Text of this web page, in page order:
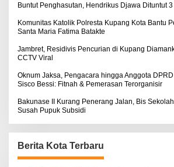
:Buntut Penghasutan, Hendrikus Djawa Dituntut
Komunitas Katolik Polresta Kupang Kota Bantu
Santa Maria Fatima Batakte
Jambret, Residivis Pencurian di Kupang
CCTV Viral
Oknum Jaksa, Pengacara hingga Anggota
Sisco Bessi: Fitnah & Pemerasan Terorganisir
Bakunase II Kurang Penerang Jalan, Bis
Susah Pupuk Subsidi
Berita Kota Terbaru